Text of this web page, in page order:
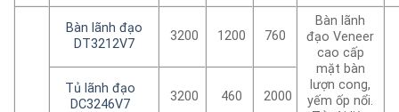
Bàn lãnh đạo
DT3212V7
3200 1200 760
Bàn lãnh
đạo Veneer
cao cấp
mặt bàn
lượn cong,
yếm ốp nổi.
Tủ lãnh đạo
DC3246V7
3200 460 2000